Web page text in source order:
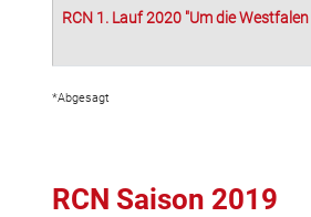
RCN 1. Lauf 2020 "Um die
*Abgesagt
RCN Saison 2019